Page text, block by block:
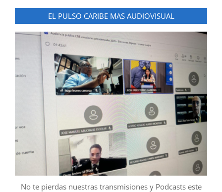
EL PULSO CARIBE MAS AUDIOVISUAL
No te pierdas nuestras transmisiones y Podcasts este